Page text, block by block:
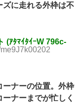
ズに走れる外枠は不
(ｱﾀﾏｲﾀｲｰW 796c-
ーナーの位置。外枠
ナーまでが忙しく